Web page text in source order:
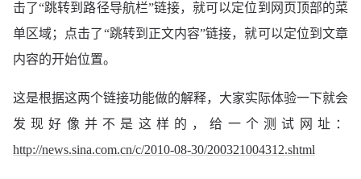
击了“跳转到路径导航栏”链接，就可以定位到网页顶部的菜
单区域；点击了“跳转到正文内容”链接，就可以定位到文章
内容的开始位置。
这是根据这两个链接功能做的解释，大家实际体验一下就会
发现好像并不是这样的，给一个测试网址：
http://news.sina.com.cn/c/2010-08-30/200321004312.shtml